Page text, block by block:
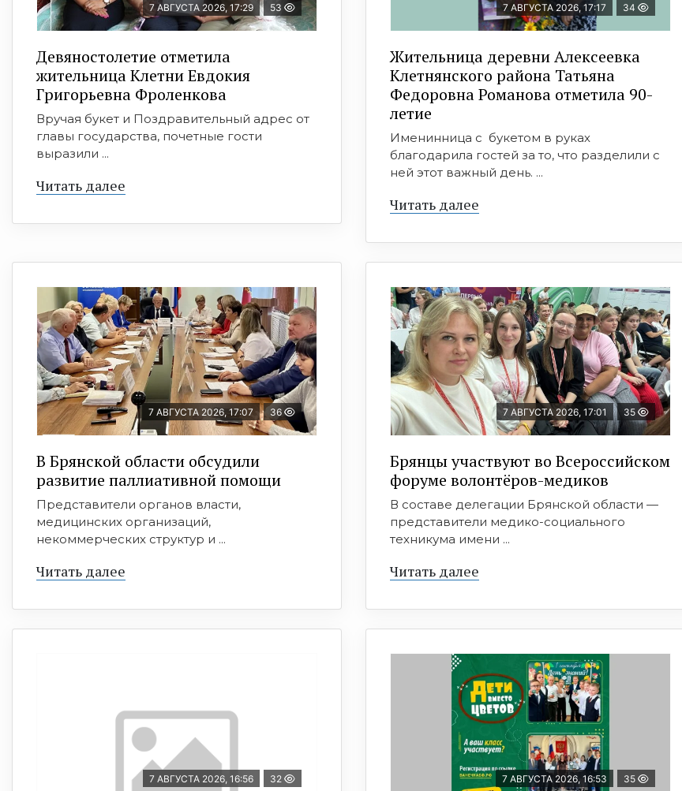
7 АВГУСТА 2026, 17:29 53
Девяностолетие отметила
жительница Клетни Евдокия
Григорьевна Фроленкова
Вручая букет и Поздравительный адрес от
главы государства, почетные гости
выразили ...
Читать далее
7 АВГУСТА 2026, 17:17 34
Жительница деревни Алексеевка
Клетнянского района Татьяна
Федоровна Романова отметила 90-
летие
Именинница с букетом в руках
благодарила гостей за то, что разделили с
ней этот важный день. ...
Читать далее
7 АВГУСТА 2026, 17:07 36
В Брянской области обсудили
развитие паллиативной помощи
Представители органов власти,
медицинских организаций,
некоммерческих структур и ...
Читать далее
7 АВГУСТА 2026, 17:01 35
Брянцы участвуют во Всероссийском
форуме волонтёров-медиков
В составе делегации Брянской области —
представители медико-социального
техникума имени ...
Читать далее
7 АВГУСТА 2026, 16:56 32 7 АВГУСТА 2026, 16:53 35